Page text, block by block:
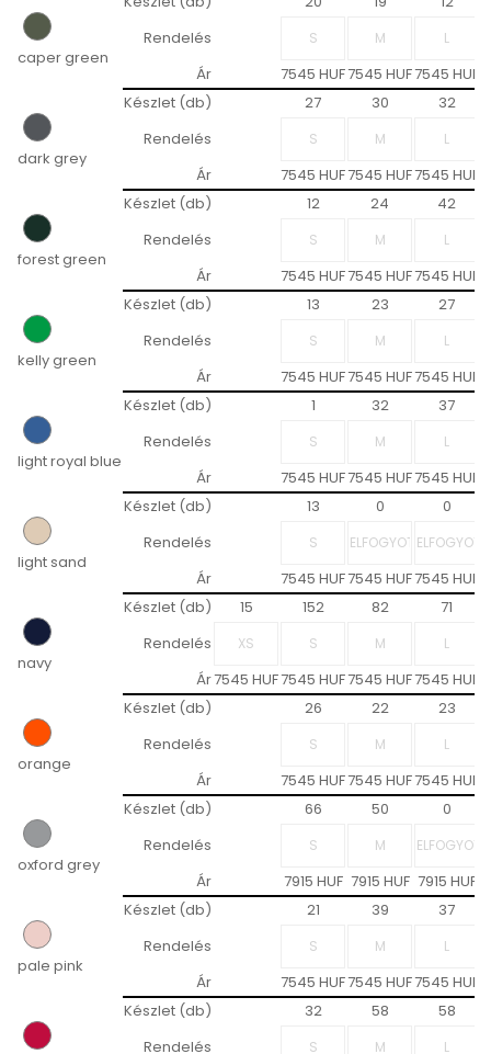
caper green
Rendelés
Ár
7545 HUF7545 HUF7545 HUF
dark grey
Készlet (db) 27 30
32
Rendelés
Ár
7545 HUF7545 HUF7545 HUF
forest green
Készlet (db) 12 24
42
Rendelés
Ár
7545 HUF7545 HUF7545 HUF
kelly green
Készlet (db) 13 23
27
Rendelés
Ár
7545 HUF7545 HUF7545 HUF
light royal blue
Készlet (db) 1 32
37
Rendelés
Ár
7545 HUF7545 HUF7545 HUF
light sand
Készlet (db) 13 0
0
Rendelés
Ár
7545 HUF7545 HUF7545 HUF
navy
Készlet (db) 15 152 82
71
Rendelés
Ár7545 HUF7545 HUF7545 HUF7545 HUF
orange
Készlet (db) 26 22
23
Rendelés
Ár
7545 HUF7545 HUF7545 HUF
oxford grey
Készlet (db) 66 50
0
Rendelés
Ár
7915 HUF 7915 HUF 7915 HUF
pale pink
Készlet (db) 21 39
37
Rendelés
Ár
7545 HUF7545 HUF7545 HUF
Készlet (db) 32 58
58
Rendelés